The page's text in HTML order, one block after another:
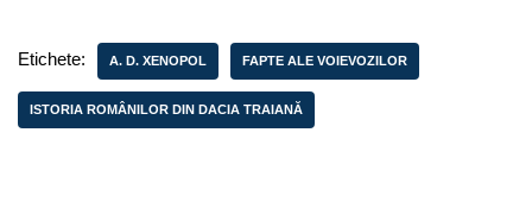
Etichete: A. D. XENOPOL FAPTE ALE VOIEVOZILOR
ISTORIA ROMÂNILOR DIN DACIA TRAIANĂ